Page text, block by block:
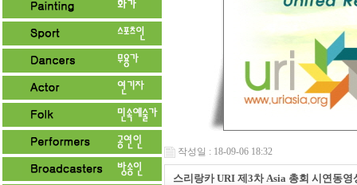
작성일 : 18-09-06 18:32
스리랑카 URI 제3차 Asia 총회 시연동영